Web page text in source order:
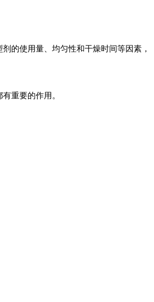
的使用量、均匀性和干燥时间等因素，
重要的作用。